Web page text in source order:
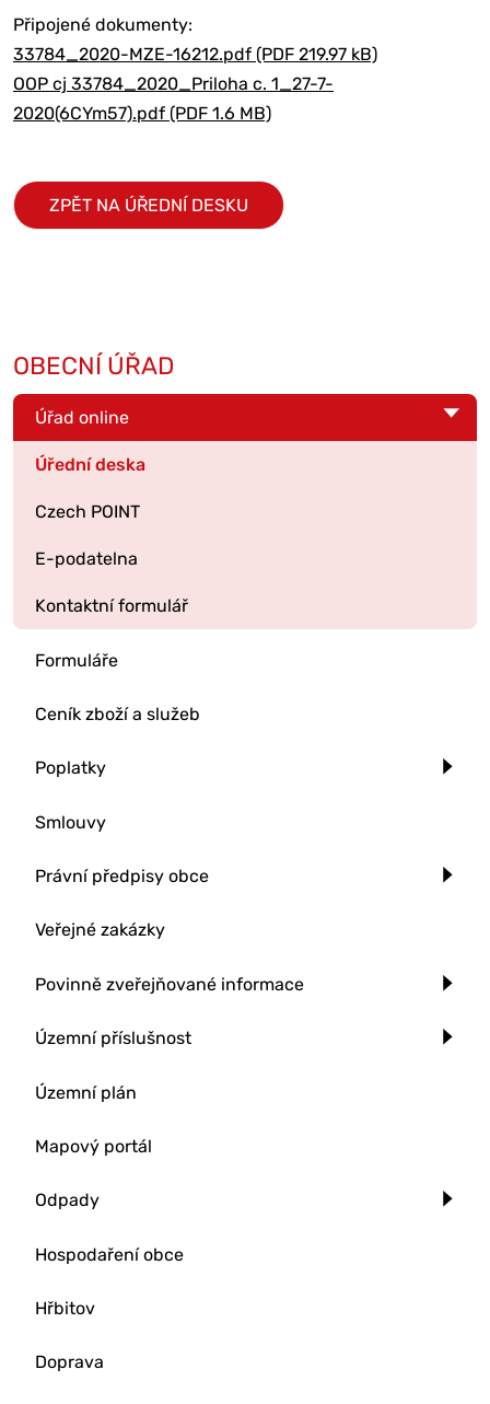
Připojené dokumenty:
33784_2020-MZE-16212.pdf (PDF 219.97 kB)
OOP cj 33784_2020_Priloha c. 1_27-7-
2020(6CYm57).pdf (PDF 1.6 MB)
ZPĚT NA ÚŘEDNÍ DESKU
OBECNÍ ÚŘAD
Úřad online
Úřední deska
Czech POINT
E-podatelna
Kontaktní formulář
Formuláře
Ceník zboží a služeb
Poplatky
Smlouvy
Právní předpisy obce
Veřejné zakázky
Povinně zveřejňované informace
Územní příslušnost
Územní plán
Mapový portál
Odpady
Hospodaření obce
Hřbitov
Doprava